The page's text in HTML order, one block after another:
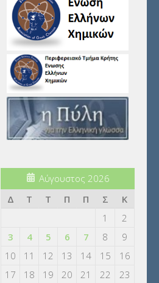
Αύγουστος 2026
Δ
Τ Τ Π Π Σ
Κ
1
2
3
4 5 6 7 8
9
10
11 12 13 14 15
16
17
18 19 20 21 22 23